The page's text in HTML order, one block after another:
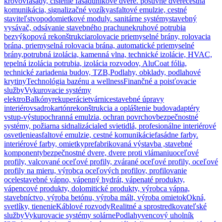
komunikácia, signalizačné vozíkyasfaltové emulzie, cestné
staviteľstvopodomietkové moduly. sanitárne systémystavebný
vysávač, odsávanie stavebného prachunekruhové potrubia
bezvýkopová rekonštrukciarolovacie priemyselné brány, rolovacia
brána, priemyselná rolovacia brána, automatické priemyselné
brány,potrubná izolácia, kamenná vlna, technické izolácie, HVAC,
tepelná izolácia potrubia, izolácia rozvodov, AluCoat fólia,
technické zariadenia budov, TZB,Podlahy, obklady, podlahové
krytinyTechnológia bazénu a wellnessFinančné a poisťovacie
službyVykurovacie systémy
elektroBalkónyrekuperácietvárnicestavebné úpravy
interiérovsadrokartónrekonštrukcia a opláštenie budovadaptéry
vstup-výstupochranná emulzia, ochran povrchovbezpečnostné
systémy, požiarna sidnalizácialed svietidlá, profesionálne interiérové
osvetlenieasfaltové emulzie, cestné komunikáciefasádne farby.
interiérové farby, omietkyprefabrikovaná výstavba ,stavebné
komponentybezpečnostné dvere, dvere proti vlámaniuoceľové
profily, valcované oceľové profily, zvárané oceľové profily, oceľové
profily na mieru, výrobca oceľových profilov, profilovanie
ocelestavebné vápno, vápenný hydrát, vápenaté produkty,
vápencové produkty, dolomitické produkty, výrobca vápna,
stavebníctvo, výroba betónu, výroba mált, výroba omietokOkná,
svetlíky, tienenieKáblové rozvodyRealitné a sprostredkovateľské
službyVykurovacie systémy solárnePodlahyvencový uholník